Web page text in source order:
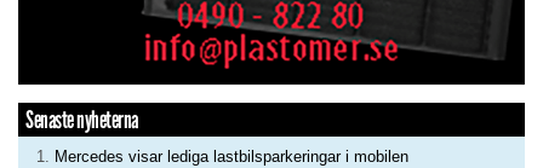
Senaste nyheterna
Mercedes visar lediga lastbilsparkeringar i mobilen